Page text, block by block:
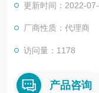
更新时间：2022-
厂商性质：代理商
访问量：1178
产品咨询